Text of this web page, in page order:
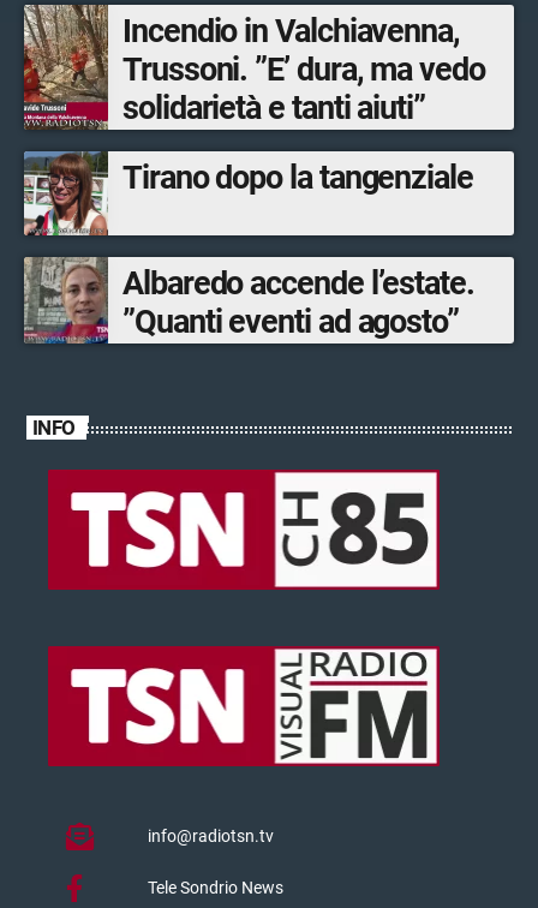
Incendio in Valchiavenna,
Trussoni. ”E’ dura, ma vedo
solidarietà e tanti aiuti”
Tirano dopo la tangenziale
Albaredo accende l’estate.
”Quanti eventi ad agosto”
INFO
info@radiotsn.tv
Tele Sondrio News